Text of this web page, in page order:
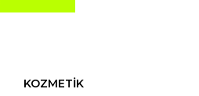
KOZMETİK